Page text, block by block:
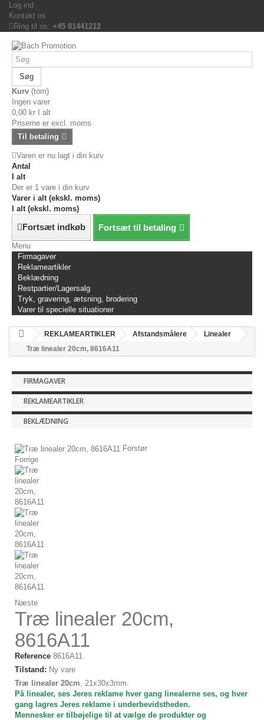
Log ind
Kontakt os
Ring til os: +45 81441212
Søg
Kurv (tom)
Ingen varer
0,00 kr
I alt
Priserne er excl. moms
Til betaling
Varen er nu lagt i din kurv
Antal
I alt
Der er 1 vare i din kurv
Varer i alt (ekskl. moms)
I alt (ekskl. moms)
Fortsæt indkøb Fortsæt til betaling
Menu
Firmagaver
Reklameartikler
Beklædning
Restpartier/Lagersalg
Tryk, gravering, ætsning, brodering
Varer til specielle situationer
REKLAMEARTIKLER Afstandsmålere
Linealer
Træ linealer 20cm, 8616A11
FIRMAGAVER
REKLAMEARTIKLER
BEKLÆDNING
Forstør
Forrige
Næste
Træ linealer 20cm,
8616A11
Reference 8616A11
Tilstand: Ny vare
Træ linealer 20cm , 21x30x3mm.
På linealer, ses Jeres reklame hver gang linealerne ses, og hver
gang lagres Jeres reklame i underbevidstheden.
Mennesker er tilbøjelige til at vælge de produkter og